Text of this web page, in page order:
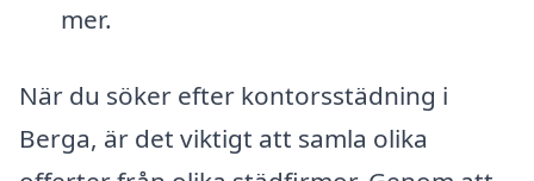
mer.
När du söker efter kontorsstädning i
Berga, är det viktigt att samla olika